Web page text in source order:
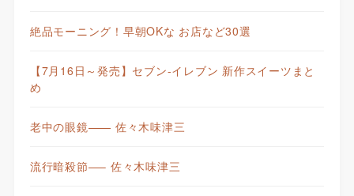
絶品モーニング！早朝OKな お店など30選
【7月16日～発売】セブン-イレブン 新作スイーツまと
め
老中の眼鏡—— 佐々木味津三
流行暗殺節—– 佐々木味津三